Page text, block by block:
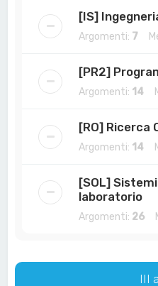
[IS]
Argomenti: 7
[PR2]
Argomenti: 14
[RO] Ricerca
Argomenti: 14
[SOL]
laboratorio
Argomenti: 26
III